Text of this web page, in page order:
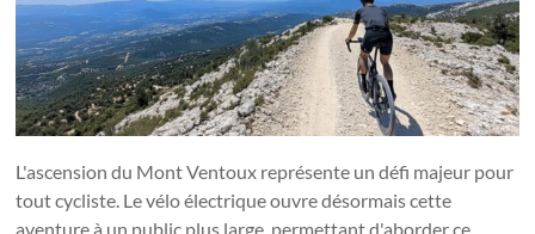
L'ascension du Mont Ventoux représente un défi majeur pour
tout cycliste. Le vélo électrique ouvre désormais cette
aventure à un public plus large, permettant d'aborder ce